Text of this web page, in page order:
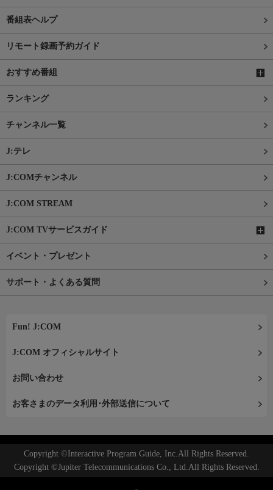
番組表ヘルプ
リモート録画予約ガイド
おすすめ番組
ランキング
チャンネル一覧
J:テレ
J:COMチャンネル
J:COM STREAM
J:COM TVサービスガイド
イベント・プレゼント
サポート・よくある質問
Fun! J:COM
J:COM オフィシャルサイト
お問い合わせ
お客さまのデータ利用･外部送信について
Copyright ©Interactive Program Guide, Inc.All Rights Reserved.
Copyright ©Jupiter Telecommunications Co., Ltd.All Rights Reserved.